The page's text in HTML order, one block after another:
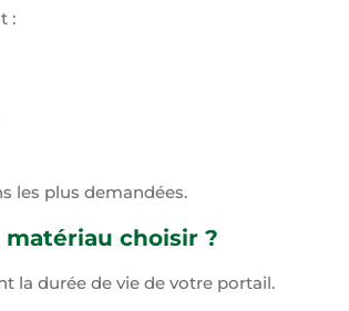
:
les plus demandées.
matériau choisir ?
la durée de vie de votre portail.